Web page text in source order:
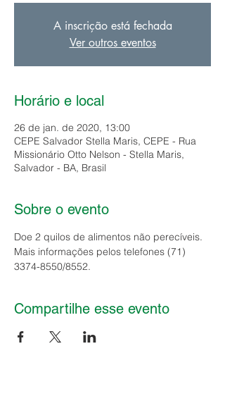
A inscrição está fechada
Ver outros eventos
Horário e local
26 de jan. de 2020, 13:00
CEPE Salvador Stella Maris, CEPE - Rua
Missionário Otto Nelson - Stella Maris,
Salvador - BA, Brasil
Sobre o evento
Doe 2 quilos de alimentos não perecíveis.
Mais informações pelos telefones (71)
3374-8550/8552.
Compartilhe esse evento